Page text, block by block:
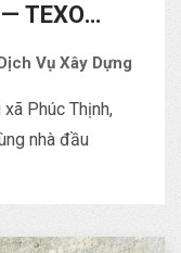
TEXO
Vụ Xây Dựng
Phúc Thịnh,
nhà đầu